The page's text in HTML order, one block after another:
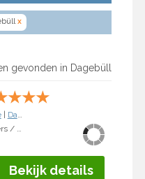
x
gevonden in Dagebüll
★★★
| Dagebüll
4 personen / 3 kamers / 2 slaapkamers
Bekijk details